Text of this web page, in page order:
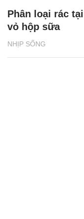
NHỊP SỐNG
Phân loại rác
vỏ hộp sữa